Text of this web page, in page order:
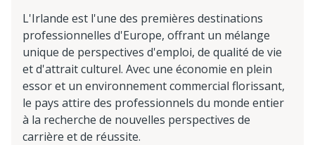
L'Irlande est l'une des premières destinations
professionnelles d'Europe, offrant un mélange
unique de perspectives d'emploi, de qualité de vie
et d'attrait culturel. Avec une économie en plein
essor et un environnement commercial florissant,
le pays attire des professionnels du monde entier
à la recherche de nouvelles perspectives de
carrière et de réussite.